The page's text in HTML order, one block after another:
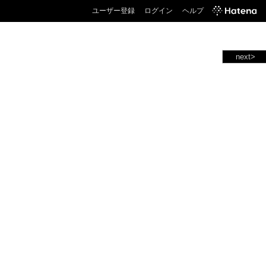
ユーザー登録 ログイン ヘルプ
next>